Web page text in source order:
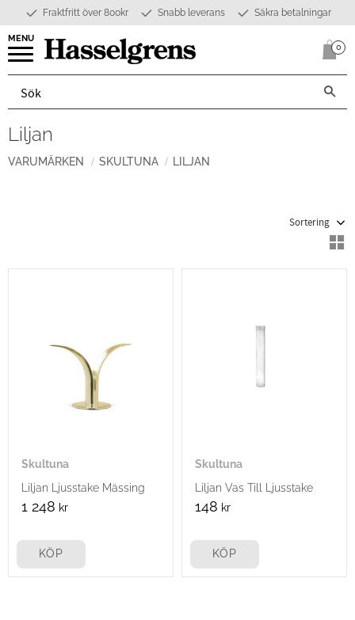
Meny
Fraktfritt över 800kr Snabb leverans Säkra betalningar
0
Liljan
VARUMÄRKEN SKULTUNA LILJAN
Skultuna
Liljan Ljusstake Mässing
1 248 kr
KÖP
Skultuna
Liljan Vas Till Ljusstake
148 kr
KÖP